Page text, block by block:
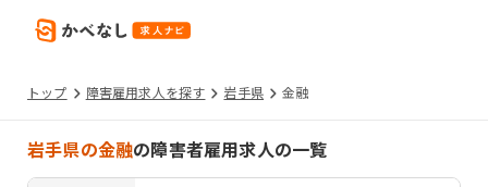
トップ 障害雇用求人を探す 岩手県 金融
岩手県の金融の障害者雇用求人の一覧